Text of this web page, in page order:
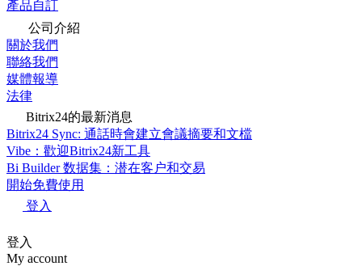
產品自訂
公司介紹
關於我們
聯絡我們
媒體報導
法律
Bitrix24的最新消息
Bitrix24 Sync: 通話時會建立會議摘要和文檔
Vibe：歡迎Bitrix24新工具
Bi Builder 数据集：潜在客户和交易
開始免費使用
登入
登入
My account